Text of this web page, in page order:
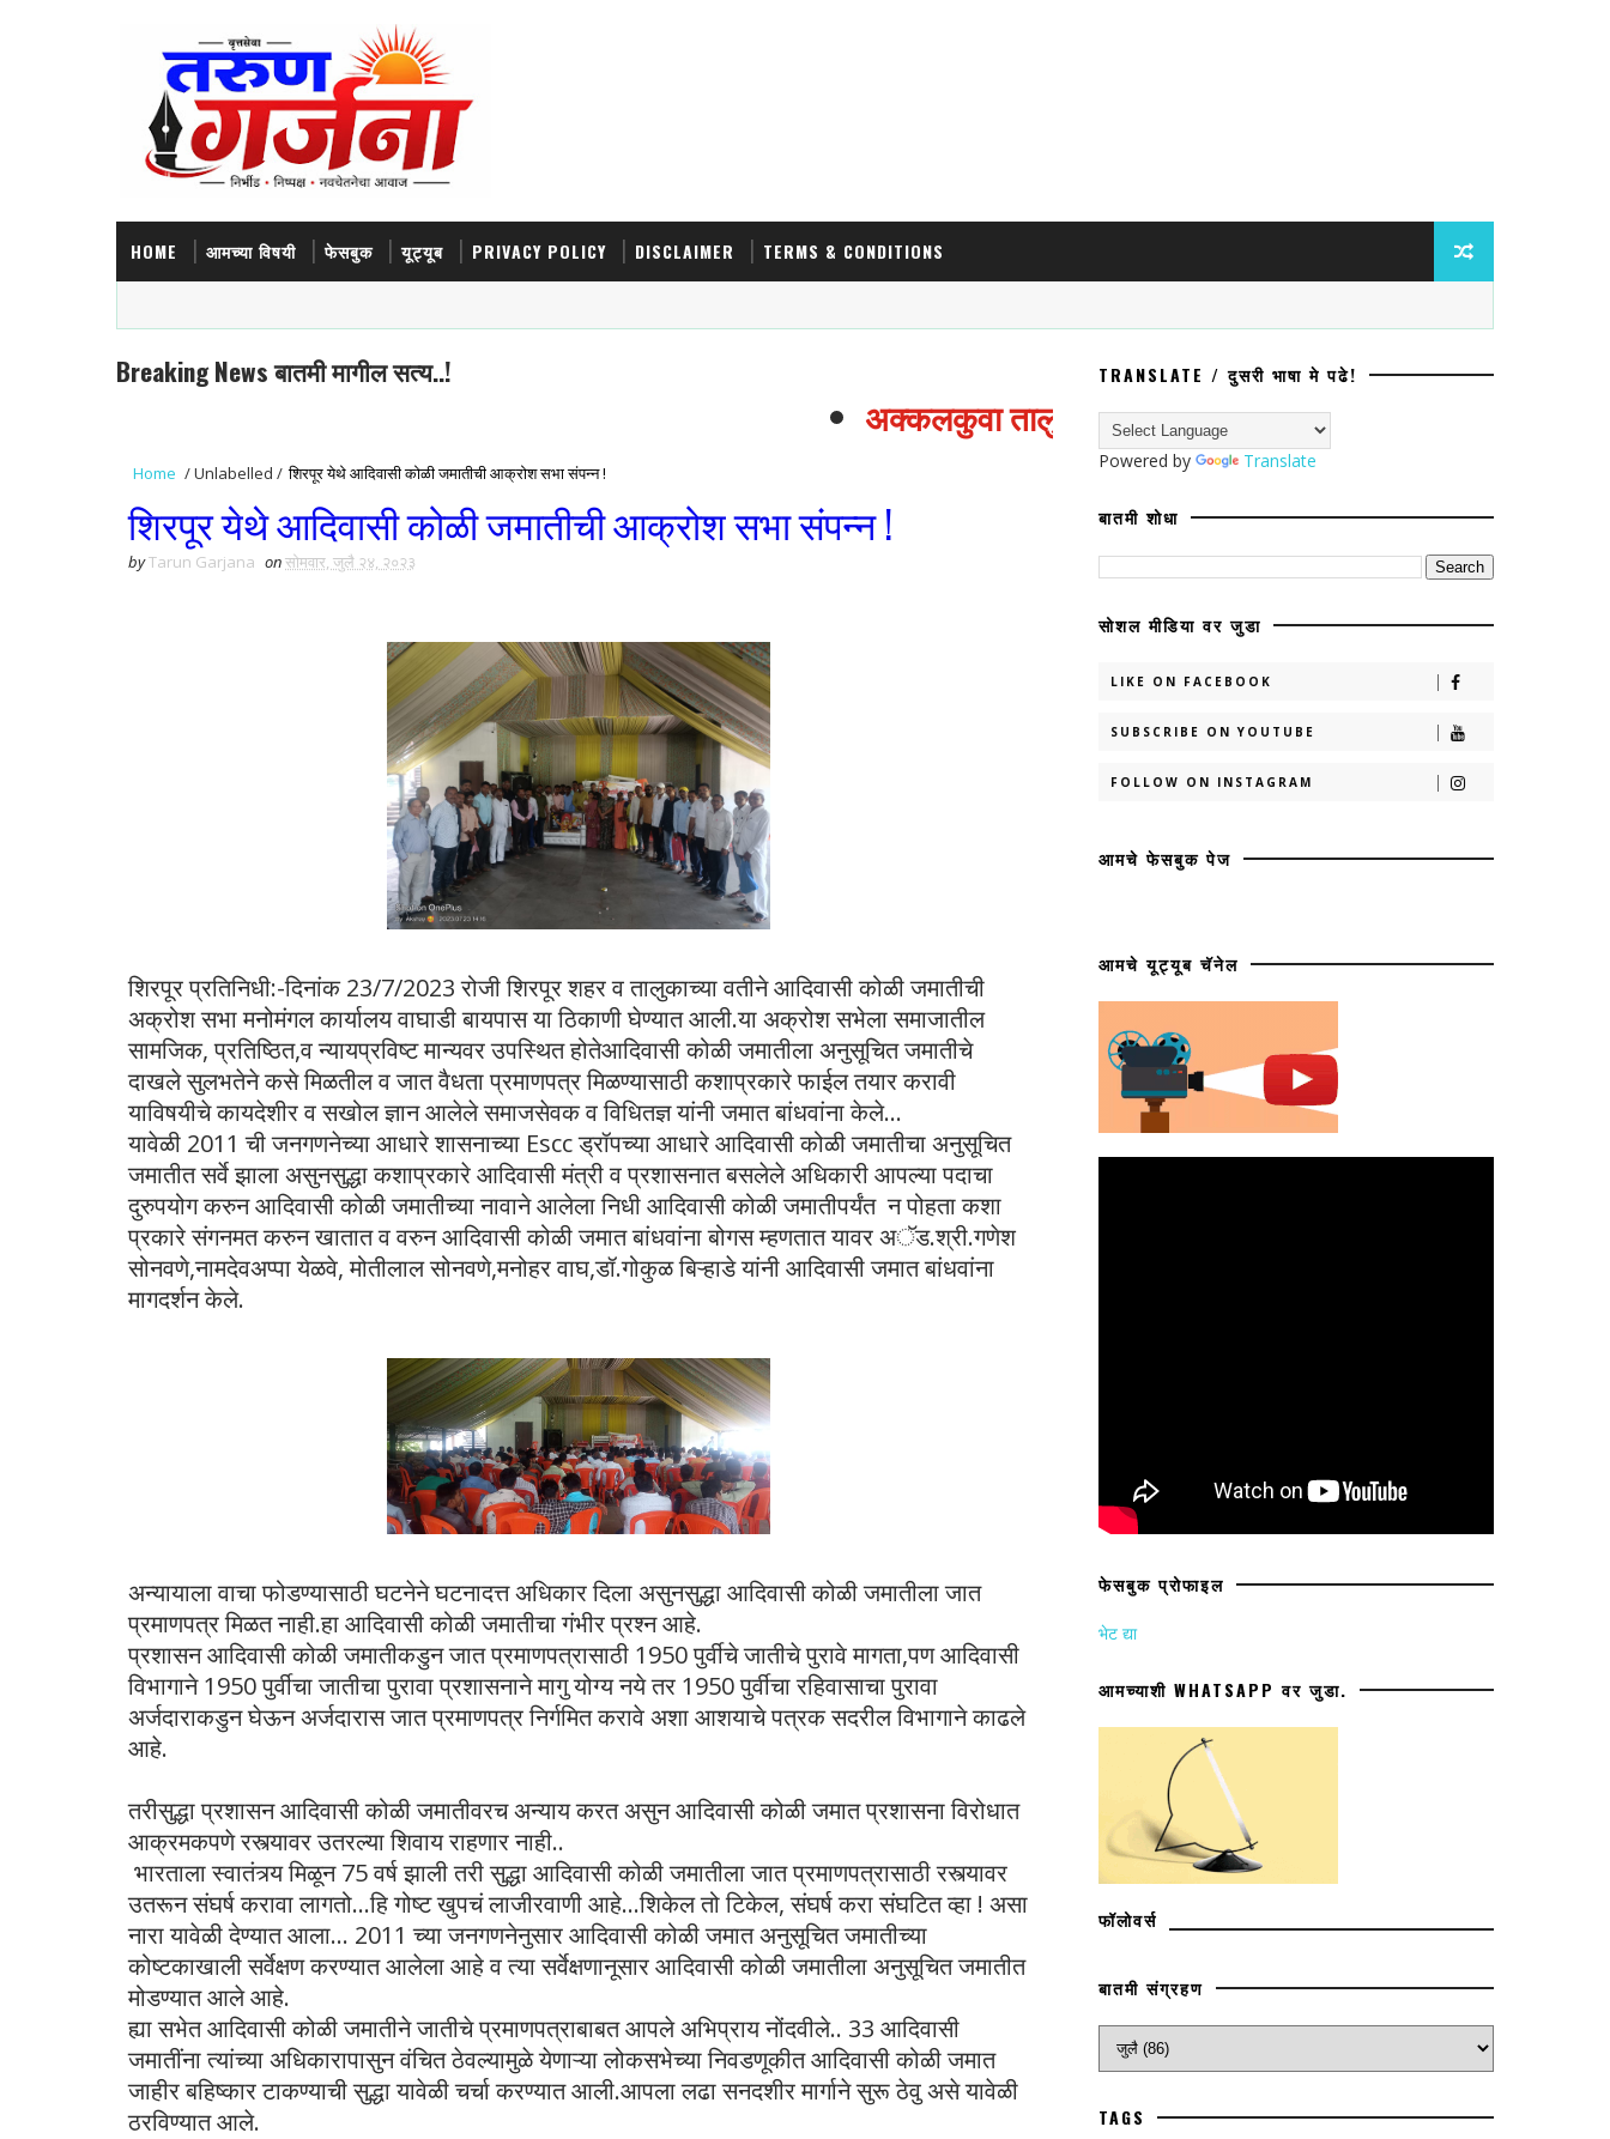
HOME आमच्या विषयी फेसबुक यूट्यूब PRIVACY POLICY DISCLAIMER TERMS & CONDITIONS
Breaking News बातमी मागील सत्य..!
अक्कलकुवा तालुक्यातील दोन शाळांबाबत गंभीर आरोप; बनावट
Home /Unlabelled / शिरपूर येथे आदिवासी कोळी जमातीची आक्रोश सभा संपन्न !
शिरपूर येथे आदिवासी कोळी जमातीची आक्रोश सभा संपन्न !
byTarun Garjana onसोमवार, जुलै २४, २०२३
शिरपूर प्रतिनिधी:-दिनांक 23/7/2023 रोजी शिरपूर शहर व तालुकाच्या वतीने आदिवासी कोळी जमातीची
अक्रोश सभा मनोमंगल कार्यालय वाघाडी बायपास या ठिकाणी घेण्यात आली.या अक्रोश सभेला समाजातील
सामजिक, प्रतिष्ठित,व न्यायप्रविष्ट मान्यवर उपस्थित होतेआदिवासी कोळी जमातीला अनुसूचित जमातीचे
दाखले सुलभतेने कसे मिळतील व जात वैधता प्रमाणपत्र मिळण्यासाठी कशाप्रकारे फाईल तयार करावी
याविषयीचे कायदेशीर व सखोल ज्ञान आलेले समाजसेवक व विधितज्ञ यांनी जमात बांधवांना केले...
यावेळी 2011 ची जनगणनेच्या आधारे शासनाच्या Escc ड्रॉपच्या आधारे आदिवासी कोळी जमातीचा अनुसूचित
जमातीत सर्वे झाला असुनसुद्धा कशाप्रकारे आदिवासी मंत्री व प्रशासनात बसलेले अधिकारी आपल्या पदाचा
दुरुपयोग करुन आदिवासी कोळी जमातीच्या नावाने आलेला निधी आदिवासी कोळी जमातीपर्यंत न पोहता कशा
प्रकारे संगनमत करुन खातात व वरुन आदिवासी कोळी जमात बांधवांना बोगस म्हणतात यावर अॅड.श्री.गणेश
सोनवणे,नामदेवअप्पा येळवे, मोतीलाल सोनवणे,मनोहर वाघ,डॉ.गोकुळ बिऱ्हाडे यांनी आदिवासी जमात बांधवांना
मागदर्शन केले.
अन्यायाला वाचा फोडण्यासाठी घटनेने घटनादत्त अधिकार दिला असुनसुद्धा आदिवासी कोळी जमातीला जात
प्रमाणपत्र मिळत नाही.हा आदिवासी कोळी जमातीचा गंभीर प्रश्न आहे.
प्रशासन आदिवासी कोळी जमातीकडुन जात प्रमाणपत्रासाठी 1950 पुर्वीचे जातीचे पुरावे मागता,पण आदिवासी
विभागाने 1950 पुर्वीचा जातीचा पुरावा प्रशासनाने मागु योग्य नये तर 1950 पुर्वीचा रहिवासाचा पुरावा
अर्जदाराकडुन घेऊन अर्जदारास जात प्रमाणपत्र निर्गमित करावे अशा आशयाचे पत्रक सदरील विभागाने काढले
आहे.
तरीसुद्धा प्रशासन आदिवासी कोळी जमातीवरच अन्याय करत असुन आदिवासी कोळी जमात प्रशासना विरोधात
आक्रमकपणे रस्त्यावर उतरल्या शिवाय राहणार नाही..
भारताला स्वातंत्र्य मिळून 75 वर्ष झाली तरी सुद्धा आदिवासी कोळी जमातीला जात प्रमाणपत्रासाठी रस्त्यावर
उतरून संघर्ष करावा लागतो...हि गोष्ट खुपचं लाजीरवाणी आहे...शिकेल तो टिकेल, संघर्ष करा संघटित व्हा ! असा
नारा यावेळी देण्यात आला... 2011 च्या जनगणनेनुसार आदिवासी कोळी जमात अनुसूचित जमातीच्या
कोष्टकाखाली सर्वेक्षण करण्यात आलेला आहे व त्या सर्वेक्षणानूसार आदिवासी कोळी जमातीला अनुसूचित जमातीत
मोडण्यात आले आहे.
ह्या सभेत आदिवासी कोळी जमातीने जातीचे प्रमाणपत्राबाबत आपले अभिप्राय नोंदवीले.. 33 आदिवासी
जमातींना त्यांच्या अधिकारापासुन वंचित ठेवल्यामुळे येणाऱ्या लोकसभेच्या निवडणूकीत आदिवासी कोळी जमात
जाहीर बहिष्कार टाकण्याची सुद्धा यावेळी चर्चा करण्यात आली.आपला लढा सनदशीर मार्गाने सुरू ठेवु असे यावेळी
ठरविण्यात आले.
TRANSLATE / दुसरी भाषा मे पढे!
Powered by Translate
बातमी शोधा
सोशल मीडिया वर जुडा
LIKE ON FACEBOOK
SUBSCRIBE ON YOUTUBE
FOLLOW ON INSTAGRAM
आमचे फेसबुक पेज
आमचे यूट्यूब चॅनेल
फेसबुक प्रोफाइल
भेट द्या
आमच्याशी WHATSAPP वर जुडा.
फॉलोवर्स
बातमी संग्रहण
TAGS